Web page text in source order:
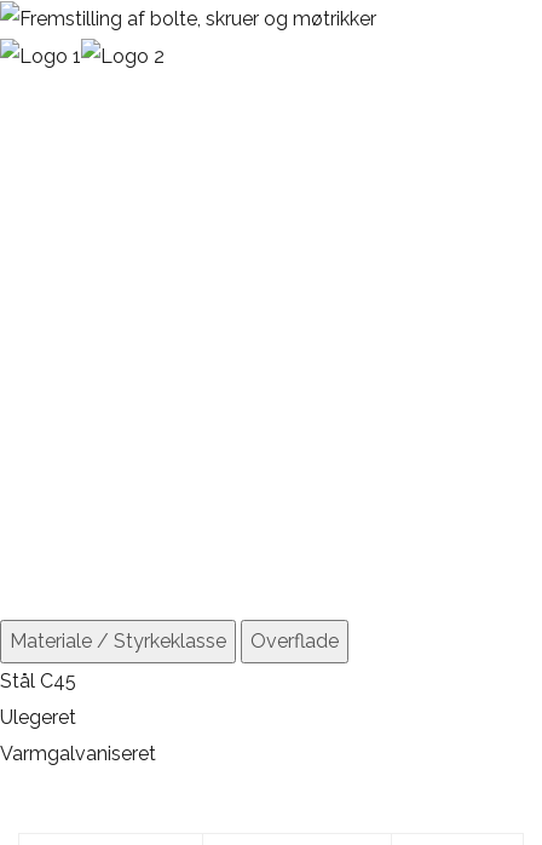
Materiale / Styrkeklasse
Overflade
Stål C45
Ulegeret
Varmgalvaniseret